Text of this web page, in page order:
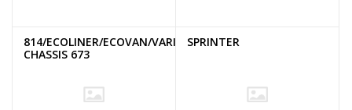
814/ECOLINER/ECOVAN/VARIO
CHASSIS 673
SPRINTER